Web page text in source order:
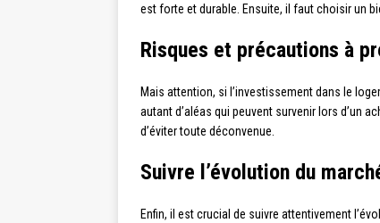
est forte et durable. Ensuite, il faut choisir un
Risques et précautions à
Mais attention, si l’investissement dans le
autant d’aléas qui peuvent survenir lors d’un
d’éviter toute déconvenue.
Suivre l’évolution du
Enfin, il est crucial de suivre attentivement